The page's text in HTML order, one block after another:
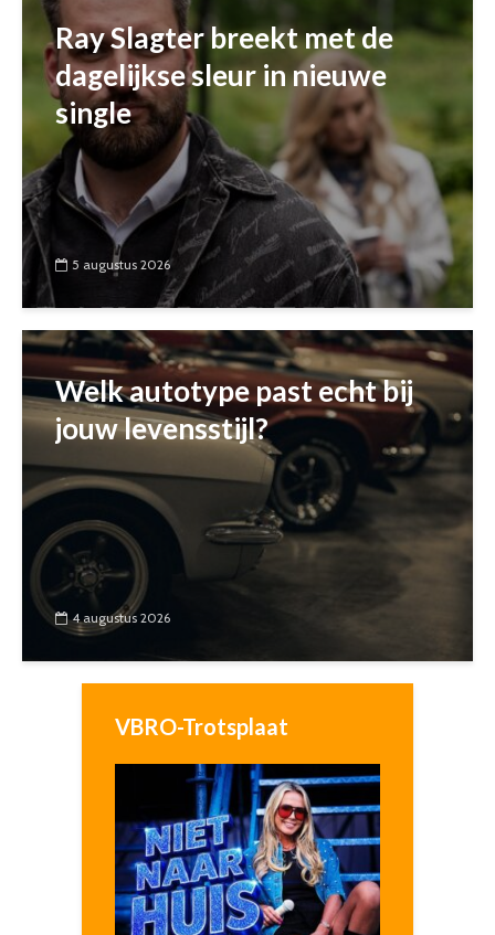
Ray Slagter breekt met de
dagelijkse sleur in nieuwe
single
5 augustus 2026
Welk autotype past echt bij
jouw levensstijl?
4 augustus 2026
VBRO-Trotsplaat